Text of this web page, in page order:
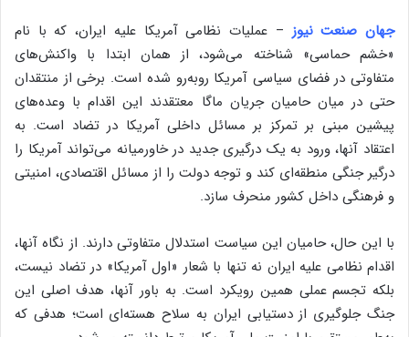
جهان صنعت نیوز – عملیات نظامی آمریکا علیه ایران، که با نام
«خشم حماسی» شناخته می‌شود، از همان ابتدا با واکنش‌های
متفاوتی در فضای سیاسی آمریکا روبه‌رو شده است. برخی از منتقدان
حتی در میان حامیان جریان ماگا معتقدند این اقدام با وعده‌های
پیشین مبنی بر تمرکز بر مسائل داخلی آمریکا در تضاد است. به
اعتقاد آنها، ورود به یک درگیری جدید در خاورمیانه می‌تواند آمریکا را
درگیر جنگی منطقه‌ای کند و توجه دولت را از مسائل اقتصادی، امنیتی
و فرهنگی داخل کشور منحرف سازد.
با این حال، حامیان این سیاست استدلال متفاوتی دارند. از نگاه آنها،
اقدام نظامی علیه ایران نه تنها با شعار «اول آمریکا» در تضاد نیست،
بلکه تجسم عملی همین رویکرد است. به باور آنها، هدف اصلی این
جنگ جلوگیری از دستیابی ایران به سلاح هسته‌ای است؛ هدفی که